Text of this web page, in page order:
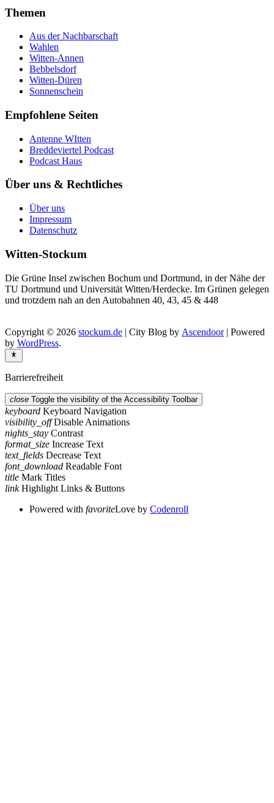
Themen
Aus der Nachbarschaft
Wahlen
Witten-Annen
Bebbelsdorf
Witten-Düren
Sonnenschein
Empfohlene Seiten
Antenne WItten
Breddeviertel Podcast
Podcast Haus
Über uns & Rechtliches
Über uns
Impressum
Datenschutz
Witten-Stockum
Die Grüne Insel zwischen Bochum und Dortmund, in der Nähe der
TU Dortmund und Universität Witten/Herdecke. Im Grünen gelegen
und trotzdem nah an den Autobahnen 40, 43, 45 & 448
Copyright © 2026 stockum.de | City Blog by Ascendoor| Powered
by WordPress.
Barrierefreiheit
close Toggle the visibility of the Accessibility Toolbar
keyboard Keyboard Navigation
visibility_off Disable Animations
nights_stay Contrast
format_size Increase Text
text_fields Decrease Text
font_download Readable Font
title Mark Titles
link Highlight Links & Buttons
Powered with favoriteLove by Codenroll